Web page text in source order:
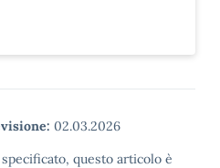
02.03.2026
questo articolo è